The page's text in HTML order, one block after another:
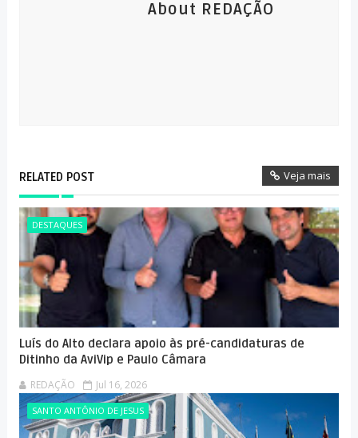
About REDAÇÃO
RELATED POST Veja mais
DESTAQUES
Luís do Alto declara apoio às pré-candidaturas de
Ditinho da AviVip e Paulo Câmara
REDAÇÃO Jul 16, 2026
SANTO ANTÔNIO DE JESUS